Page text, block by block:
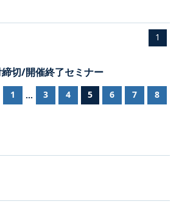
1
切/開催終了セミナー
1 ... 3 4 5 6 7 8